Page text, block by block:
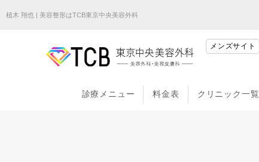
植木 翔也 | 美容整形はTCB東京中央美容外科
メンズサイト
診療メニュー 料金表 クリニック一覧